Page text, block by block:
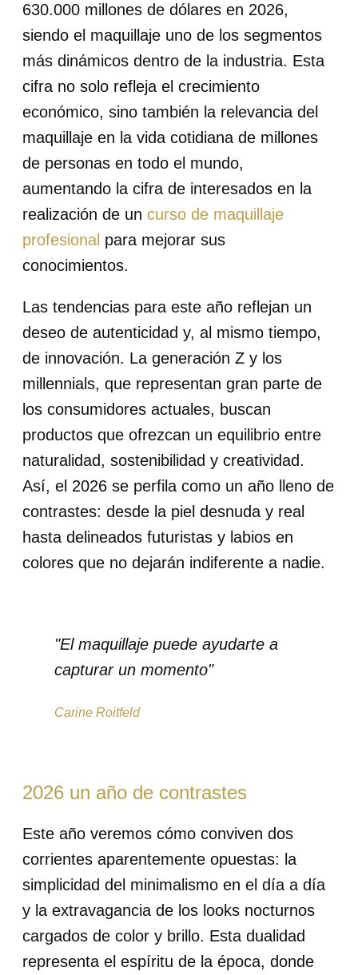
630.000 millones de dólares en 2026,
siendo el maquillaje uno de los segmentos
más dinámicos dentro de la industria. Esta
cifra no solo refleja el crecimiento
económico, sino también la relevancia del
maquillaje en la vida cotidiana de millones
de personas en todo el mundo,
aumentando la cifra de interesados en la
realización de un curso de maquillaje
profesional para mejorar sus
conocimientos.
Las tendencias para este año reflejan un
deseo de autenticidad y, al mismo tiempo,
de innovación. La generación Z y los
millennials, que representan gran parte de
los consumidores actuales, buscan
productos que ofrezcan un equilibrio entre
naturalidad, sostenibilidad y creatividad.
Así, el 2026 se perfila como un año lleno de
contrastes: desde la piel desnuda y real
hasta delineados futuristas y labios en
colores que no dejarán indiferente a nadie.
"El maquillaje puede ayudarte a
capturar un momento"
Carine Roitfeld
2026 un año de contrastes
Este año veremos cómo conviven dos
corrientes aparentemente opuestas: la
simplicidad del minimalismo en el día a día
y la extravagancia de los looks nocturnos
cargados de color y brillo. Esta dualidad
representa el espíritu de la época, donde